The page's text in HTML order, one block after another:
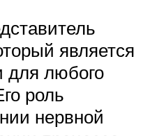
является
для любого
роль
нервной